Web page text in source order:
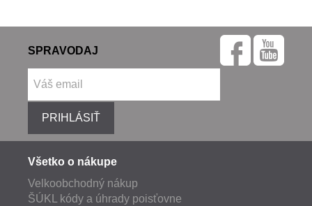
SPRAVODAJ
PRIHLÁSIŤ
Všetko o nákupe
Velkoobchodný nákup
ŠÚKL kódy a úhrady poisťovne